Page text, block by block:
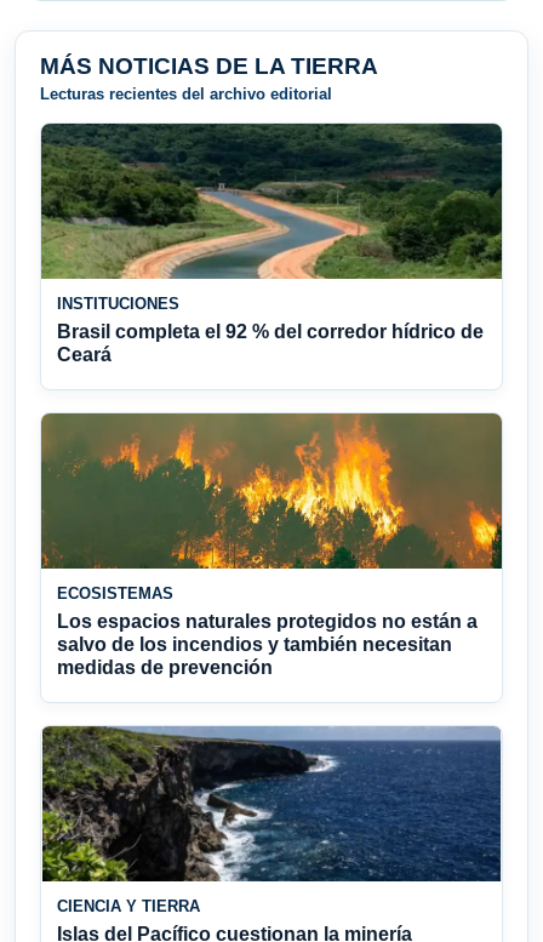
MÁS NOTICIAS DE LA TIERRA
Lecturas recientes del archivo editorial
INSTITUCIONES
Brasil completa el 92 % del corredor hídrico de
Ceará
ECOSISTEMAS
Los espacios naturales protegidos no están a
salvo de los incendios y también necesitan
medidas de prevención
CIENCIA Y TIERRA
Islas del Pacífico cuestionan la minería